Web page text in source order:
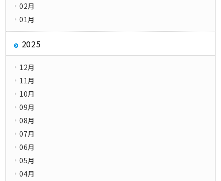
02月
01月
2025
12月
11月
10月
09月
08月
07月
06月
05月
04月